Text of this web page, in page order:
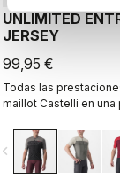
UNLIMITED
JERSEY
99,95 €
Todas las
maillot Castelli en una
lo que necesitas para
superficie.